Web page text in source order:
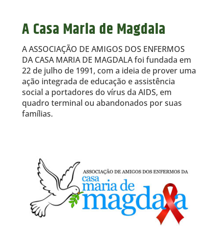
A Casa Maria de Magdala
A ASSOCIAÇÃO DE AMIGOS DOS ENFERMOS
DA CASA MARIA DE MAGDALA foi fundada em
22 de julho de 1991, com a ideia de prover uma
ação integrada de educação e assistência
social a portadores do vírus da AIDS, em
quadro terminal ou abandonados por suas
famílias.